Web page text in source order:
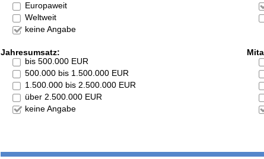
Europaweit
Weltweit
keine Angabe
Jahresumsatz:
bis 500.000 EUR
500.000 bis 1.500.000 EUR
1.500.000 bis 2.500.000 EUR
über 2.500.000 EUR
keine Angabe